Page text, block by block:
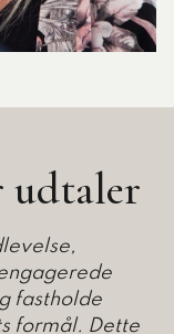
udtaler
fastholde
formål. Dette